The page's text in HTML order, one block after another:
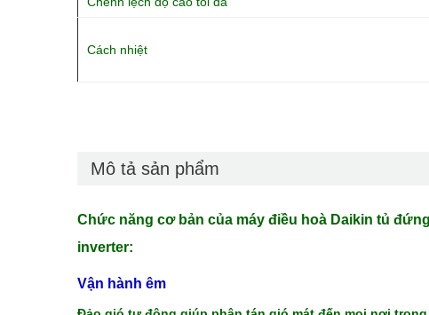
Cách nhiệt
Mô tả sản phẩm
Chức năng cơ bản của máy điều hoà Daikin tủ đứng
inverter:
Vận hành êm